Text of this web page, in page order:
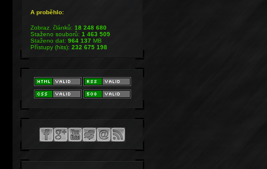
A proběhlo:
Zobraz. článků:18 248 680
Staženo souborů:1 463 509
Staženo dat:964 137MB
Přístupy (hits):232 675 198